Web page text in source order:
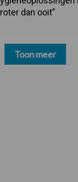
dan ooit”
Toon meer